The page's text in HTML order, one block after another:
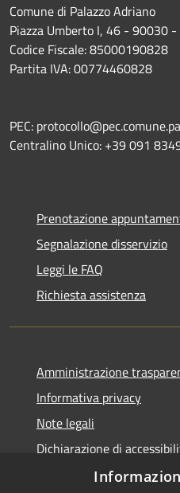
Comune di Palazzo Adriano
Piazza Umberto I, 46 - 90030 -
Codice Fiscale: 85000190828
Partita IVA: 00774460828
PEC:
Centralino Unico: +39 091
Prenotazione
Segnalazione disservizio
Leggi le FAQ
Richiesta assistenza
Amministrazione
Informativa privacy
Note legali
Dichiarazione di